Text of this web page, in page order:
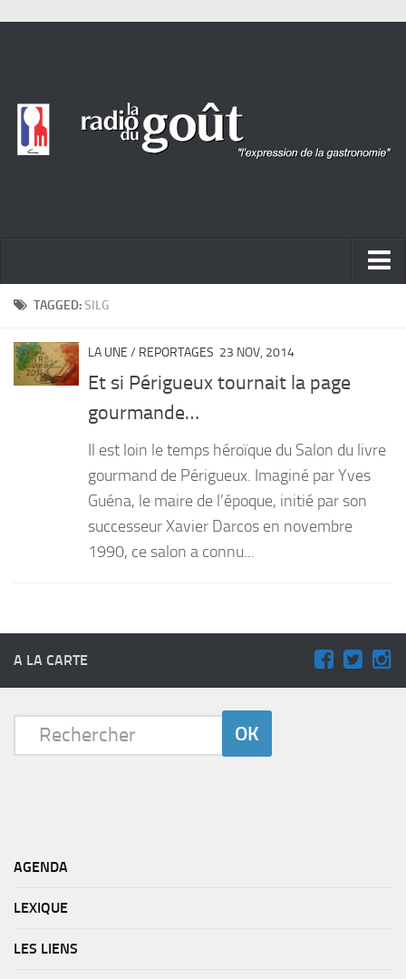
ACTUALITÉ
PORTRAITS
Desserts
TAGGED:SILG
LA UNE / REPORTAGES 23 NOV, 2014
Et si Périgueux tournait la page
gourmande…
Il est loin le temps héroïque du Salon du livre
gourmand de Périgueux. Imaginé par Yves
Guéna, le maire de l’époque, initié par son
successeur Xavier Darcos en novembre
1990, ce salon a connu...
A LA CARTE
AGENDA
LEXIQUE
LES LIENS